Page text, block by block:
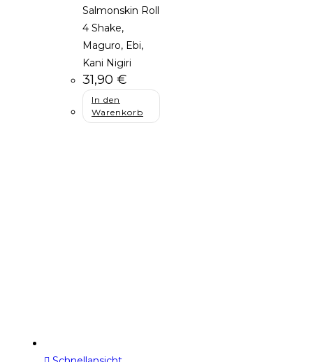
Salmonskin Roll
4 Shake,
Maguro, Ebi,
Kani Nigiri
31,90 €
In den
Warenkorb